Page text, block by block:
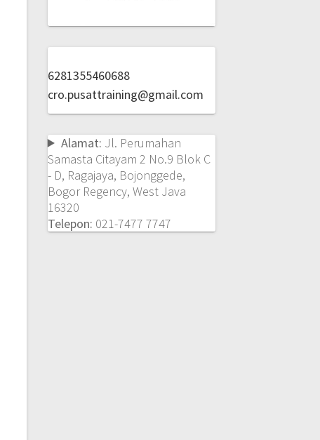
6281355460688
cro.pusattraining@gmail.com
Alamat: Jl. Perumahan
Samasta Citayam 2 No.9 Blok C
- D, Ragajaya, Bojonggede,
Bogor Regency, West Java
16320
Telepon: 021-7477 7747